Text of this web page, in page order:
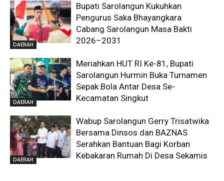
DAERAH
Bupati Sarolangun Kukuhkan
Pengurus Saka Bhayangkara
Cabang Sarolangun Masa Bakti
2026–2031
DAERAH
Meriahkan HUT RI Ke-81, Bupati
Sarolangun Hurmin Buka Turnamen
Sepak Bola Antar Desa Se-
Kecamatan Singkut
DAERAH
Wabup Sarolangun Gerry Trisatwika
Bersama Dinsos dan BAZNAS
Serahkan Bantuan Bagi Korban
Kebakaran Rumah Di Desa Sekamis